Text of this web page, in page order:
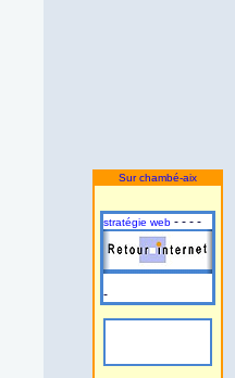
Sur chambé-aix
stratégie web - - - -
-